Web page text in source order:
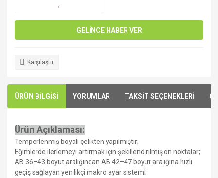
GELİNCE HABER VER
Karşılaştır
ÜRÜN BİLGİSİ YORUMLAR TAKSİT SEÇENEKLERİ
Ürün Açıklaması:
Temperlenmiş boyalı çelikten yapılmıştır;
Eğimlerde ilerlemeyi artırmak için şekillendirilmiş ön noktalar;
AB 36÷43 boyut aralığından AB 42÷47 boyut aralığına hızlı
geçiş sağlayan yenilikçi makro ayar sistemi;